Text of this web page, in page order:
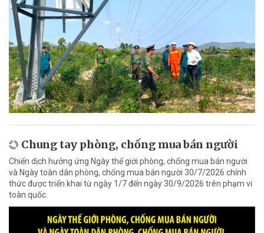
Chung tay phòng, chống mua bán người
Chiến dịch hưởng ứng Ngày thế giới phòng, chống mua bán người
và Ngày toàn dân phòng, chống mua bán người 30/7/2026 chính
thức được triển khai từ ngày 1/7 đến ngày 30/9/2026 trên phạm vi
toàn quốc.